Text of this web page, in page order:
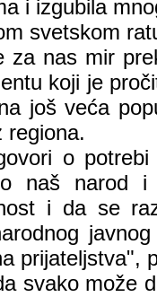
i izgubila
svetskom
za nas mir
koji je
još veća
regiona.
o
naš narod
i da se
prijateljstva",
svako može